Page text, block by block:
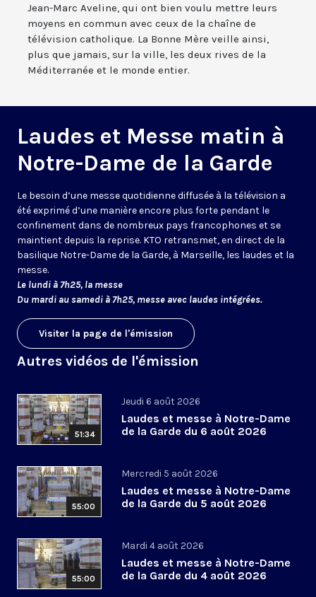
Jean-Marc Aveline, qui ont bien voulu mettre leurs
moyens en commun avec ceux de la chaîne de
télévision catholique. La Bonne Mère veille ainsi,
plus que jamais, sur la ville, les deux rives de la
Méditerranée et le monde entier.
Laudes et Messe matin à
Notre-Dame de la Garde
Le besoin d’une messe quotidienne diffusée à la télévision a
été exprimé d’une manière encore plus forte pendant le
confinement dans de nombreux pays francophones et se
maintient depuis la reprise. KTO retransmet, en direct de la
basilique Notre-Dame de la Garde, à Marseille, les laudes et la
messe.
Le lundi à 7h25, la messe
Du mardi au samedi à 7h25, messe avec laudes intégrées.
Visiter la page de l'émission
Autres vidéos de l'émission
51:34
Jeudi 6 août 2026
Laudes et messe à Notre-Dame
de la Garde du 6 août 2026
55:00
Mercredi 5 août 2026
Laudes et messe à Notre-Dame
de la Garde du 5 août 2026
55:00
Mardi 4 août 2026
Laudes et messe à Notre-Dame
de la Garde du 4 août 2026